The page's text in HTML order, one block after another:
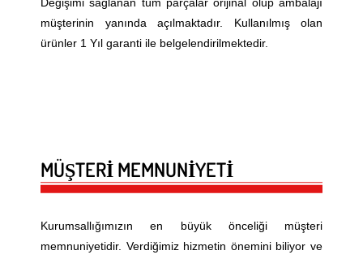
müşterinin yanında açılmaktadır. Kullanılmış olan
ürünler 1 Yıl garanti ile belgelendirilmektedir.
MÜŞTERİ MEMNUNİYETİ
Kurumsallığımızın en büyük önceliği müşteri
memnuniyetidir. Verdiğimiz hizmetin önemini biliyor ve